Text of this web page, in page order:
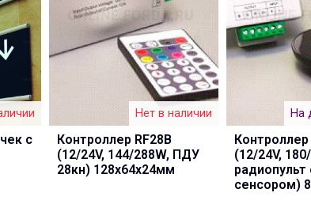
с
Нет в наличии
Контроллер RF28B
(12/24V, 144/288W, ПДУ
28кн) 128х64х24мм
На
Контроллер
(12/24V,
радиопульт
сенсором)